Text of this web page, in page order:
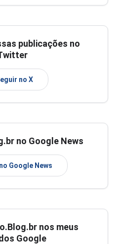
publicações no
no X
no Google News
Google News
nos meus
Google